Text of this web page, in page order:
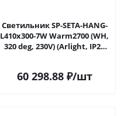
Светильник SP-SETA-HANG-
L410х300-7W Warm2700 (WH,
320 deg, 230V) (Arlight, IP20
60 298.88₽/шт